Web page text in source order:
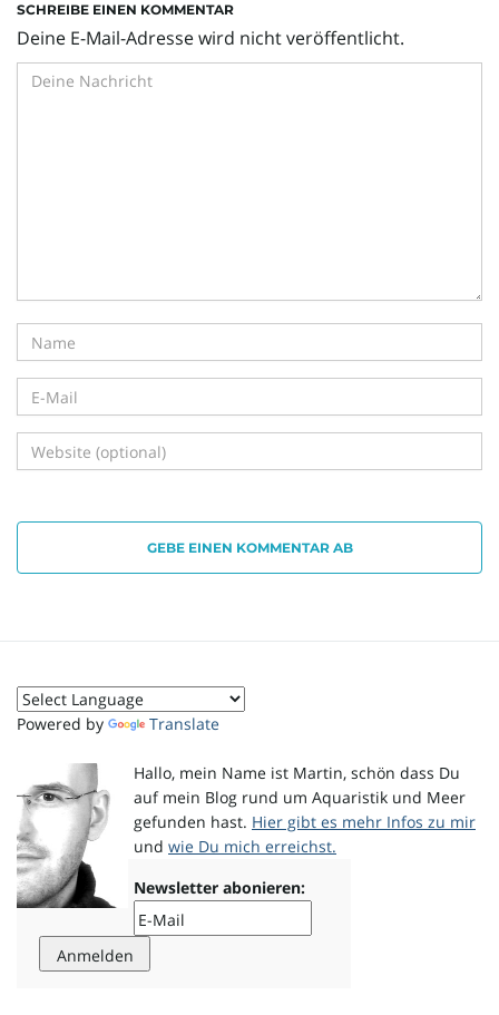
t
i
SCHREIBE EINEN KOMMENTAR
Deine E-Mail-Adresse wird nicht veröffentlicht.
GEBE EINEN KOMMENTAR AB
Powered by Translate
Hallo, mein Name ist Martin, schön dass Du
auf mein Blog rund um Aquaristik und Meer
gefunden hast. Hier gibt es mehr Infos zu mir
und wie Du mich erreichst.
Newsletter abonieren: